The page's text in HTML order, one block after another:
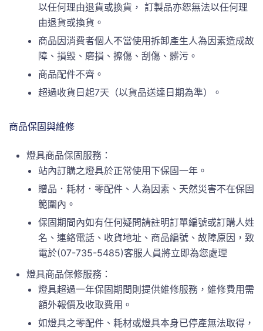
以任何理由退貨或換貨， 訂製品亦恕無法以任何理
由退貨或換貨。
商品因消費者個人不當使用拆卸產生人為因素造成故
障、損毀、磨損、擦傷、刮傷、髒污。
商品配件不齊。
超過收貨日起7天（以貨品送達日期為準）。
商品保固與維修
燈具商品保固服務：
站內訂購之燈具於正常使用下保固一年。
贈品．耗材．零配件、人為因素、天然災害不在保固
範圍內。
保固期間內如有任何疑問請註明訂單編號或訂購人姓
名、連絡電話、收貨地址、商品編號、故障原因，致
電於(07-735-5485)客服人員將立即為您處理
燈具商品保修服務：
燈具超過一年保固期間則提供維修服務，維修費用需
額外報價及收取費用。
如燈具之零配件、耗材或燈具本身已停產無法取得，